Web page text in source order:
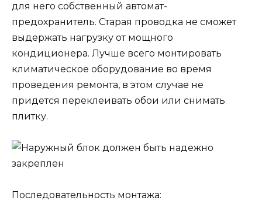
для него собственный автомат-
предохранитель. Старая проводка не сможет
выдержать нагрузку от мощного
кондиционера. Лучше всего монтировать
климатическое оборудование во время
проведения ремонта, в этом случае не
придется переклеивать обои или снимать
плитку.
Последовательность монтажа: